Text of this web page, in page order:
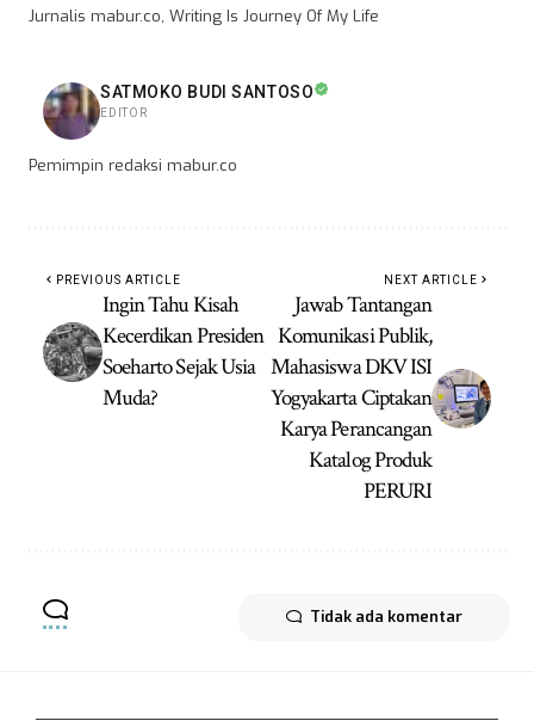
Jurnalis mabur.co, Writing Is Journey Of My Life
SATMOKO BUDI SANTOSO
EDITOR
Pemimpin redaksi mabur.co
PREVIOUS ARTICLE
Ingin Tahu Kisah
Kecerdikan Presiden
Soeharto Sejak Usia
Muda?
NEXT ARTICLE
Jawab Tantangan
Komunikasi Publik,
Mahasiswa DKV ISI
Yogyakarta Ciptakan
Karya Perancangan
Katalog Produk
PERURI
Tidak ada komentar